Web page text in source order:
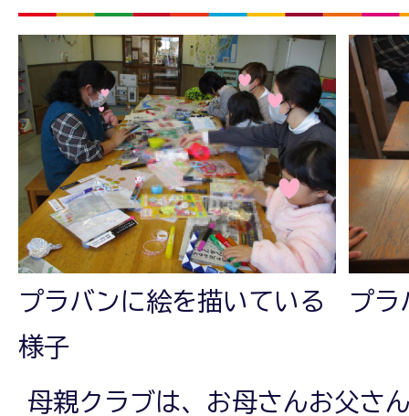
プラバンに絵を描いている
様子
プラ
母親クラブは、お母さんお父さ